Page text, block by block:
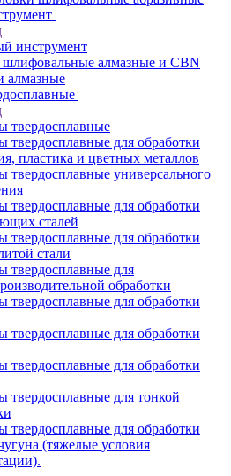
инструмент
шлифовальные алмазные и CBN
алмазные
твердосплавные
твердосплавные для обработки
пластика и цветных металлов
твердосплавные универсального
твердосплавные для обработки
сталей
твердосплавные для обработки
стали
твердосплавные для
обработки
твердосплавные для обработки
твердосплавные для обработки
твердосплавные для обработки
твердосплавные для тонкой
твердосплавные для обработки
(тяжелые условия